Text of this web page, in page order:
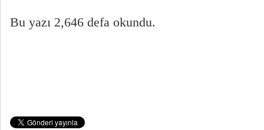
Bu yazı 2,646 defa okundu.